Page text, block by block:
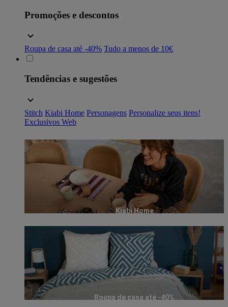
Promoções e descontos
Roupa de casa até -40% Tudo a menos de 10€
Tendências e sugestões
Stitch Kiabi Home Personagens Personalize seus itens!
Exclusivos Web
Kiabi Home
Roupa de casa até -40%